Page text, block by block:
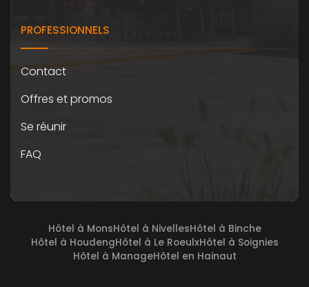
PROFESSIONNELS
Contact
Offres et promos
Se réunir
FAQ
Hôtel à MonsHôtel à NivellesHôtel à Binche
Hôtel à HoudengHôtel à Le RoeulxHôtel à Soignies
Hôtel à ManageHôtel en Hainaut